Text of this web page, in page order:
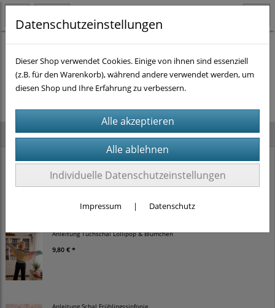
Neu im Shop
Anleitung Schälchen Dingsda (2 verschiedene Größen)
9,80 €8,82 € *
Anleitung Tuchschal Lollipop & Blümchen
9,80 € *
Anleitung Schal Frühlingssinfonie
Es wurden leider keine Produkte gefunden.
Datenschutzeinstellungen
Dieser Shop verwendet Cookies. Einige von ihnen sind essenziell
(z.B. für den Warenkorb), während andere verwendet werden, um
diesen Shop und Ihre Erfahrung zu verbessern.
Individuelle Datenschutzeinstellungen
Impressum | Datenschutz